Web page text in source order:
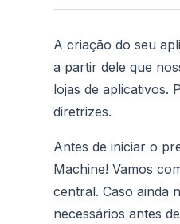
A criação do seu
a partir dele que
lojas de aplicativos.
diretrizes.
Antes de iniciar o
Machine! Vamos
central. Caso ainda
necessários antes